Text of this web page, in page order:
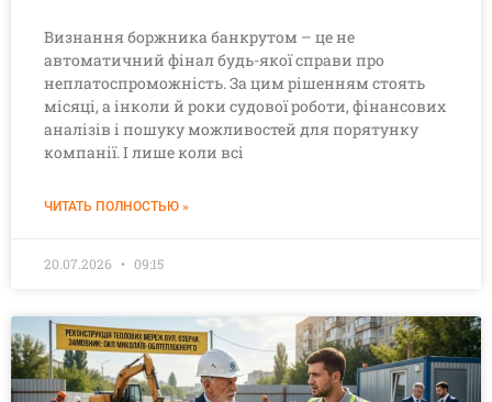
Визнання боржника банкрутом – це не
автоматичний фінал будь-якої справи про
неплатоспроможність. За цим рішенням стоять
місяці, а інколи й роки судової роботи, фінансових
аналізів і пошуку можливостей для порятунку
компанії. І лише коли всі
ЧИТАТЬ ПОЛНОСТЬЮ »
20.07.2026 09:15